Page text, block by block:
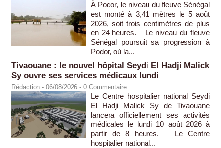
À Podor, le niveau du fleuve Sénégal
est monté à 3,41 mètres le 5 août
2026, soit trois centimètres de plus
en 24 heures. Le niveau du fleuve
Sénégal poursuit sa progression à
Podor, où la...
Tivaouane : le nouvel hôpital Seydi El Hadji Malick
Sy ouvre ses services médicaux lundi
Rédaction - 06/08/2026 - 0 Commentaire
Le Centre hospitalier national Seydi
El Hadji Malick Sy de Tivaouane
lancera officiellement ses activités
médicales le lundi 10 août 2026 à
partir de 8 heures. Le Centre
hospitalier national...